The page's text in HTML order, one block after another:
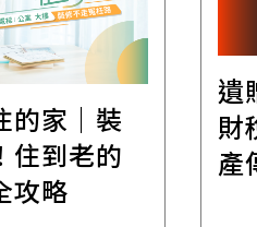
的家｜裝
住到老的
攻略
遺
財
產